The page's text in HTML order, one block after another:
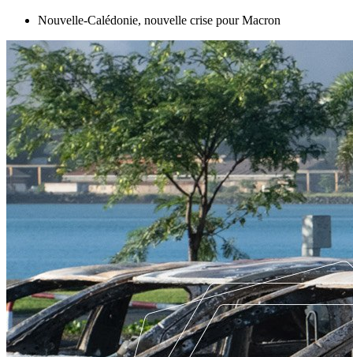
Nouvelle-Calédonie, nouvelle crise pour Macron